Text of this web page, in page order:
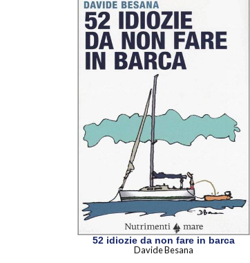
52 idiozie da non fare in barca
Davide Besana